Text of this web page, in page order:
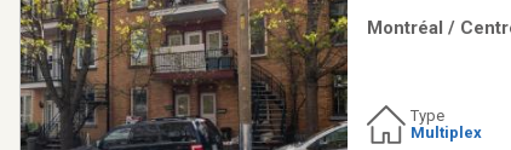
remplacement
Montréal /
Type
Multiplex